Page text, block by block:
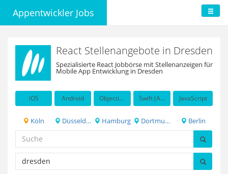
Appentwickler Jobs
React Stellenangebote in Dresden
Spezialisierte React Jobbörse mit Stellenanzeigen für
Mobile App Entwicklung in Dresden
iOS Android Objective-C Swift (Apple programming language) JavaScript
Köln Düsseldorf Hamburg Dortmund Berlin